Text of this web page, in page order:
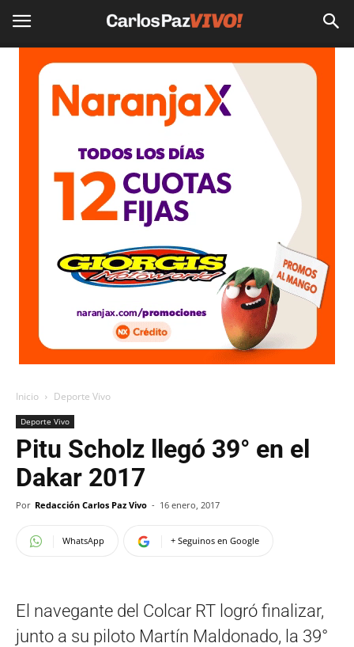
Inicio Deporte Vivo
Deporte Vivo
Pitu Scholz llegó 39° en el
Dakar 2017
Por Redacción Carlos Paz Vivo - 16 enero, 2017
WhatsApp + Seguinos en Google
El navegante del Colcar RT logró finalizar,
junto a su piloto Martín Maldonado, la 39°